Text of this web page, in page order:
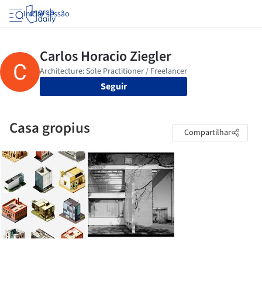
Iniciar sessão
Seguir
Casa gropius Compartilhar